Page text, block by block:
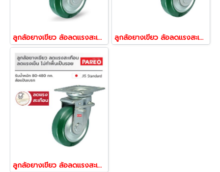
ลูกล้อยางเขียว ล้อลดแรงสะเทือน ล้อลดแรงเข็น ล้อไม่ทำพื้นเป็นรอย รับน้ำหนัก80-480กก.ล้อแป้นหมุน รุ่น JK ยี่ห้อ PAREO 39384,39391,39407,39414,39421 ลูกล้อยางเขียว ล้อลดแรงสะเทือน ล้อลดแรงเข็น ล้อไม่ทำพื้นเป็นรอย รับน้ำหนัก80-480กก.ล้อแป้นตาย รุ่น JK ยี่ห้อ PAREO 39230,39247,39254,39261,39278
ลูกล้อยางเขียว ล้อลดแรงสะเทือน ล้อลดแรงเข็น ล้อไม่ทำพื้นเป็นรอย รับน้ำหนัก80-480กก.แป้นเบรก รุ่น JK ยี่ห้อ PAREO 39339,39346,39353,39360,39377